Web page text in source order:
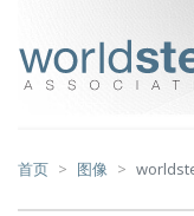
首页 图像